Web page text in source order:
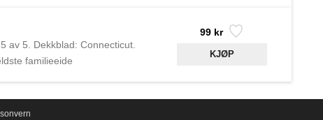
produksjon i deres fabrikk i
av 5. Dekkblad: Connecticut.
familieeide
99 kr